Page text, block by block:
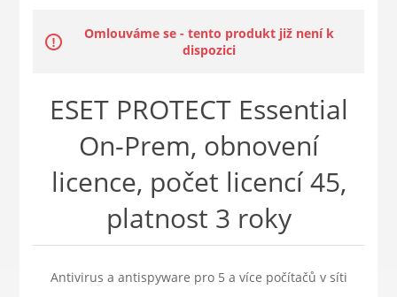
Omlouváme se - tento produkt již není k
dispozici
ESET PROTECT Essential
On-Prem, obnovení
licence, počet licencí 45,
platnost 3 roky
Antivirus a antispyware pro 5 a více počítačů v síti